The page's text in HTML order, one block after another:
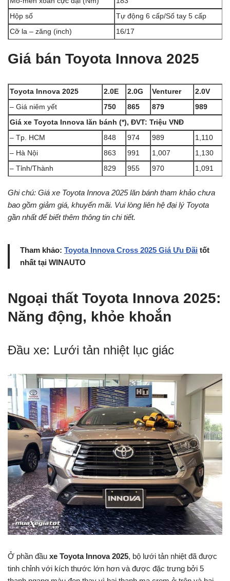
Hộp số
Tự động 6 cấp/Số tay 5 cấp
Cỡ la – zăng (inch)
16/17
Giá bán Toyota Innova 2025
Toyota Innova 2025 2.0E 2.0G Venturer
2.0V
– Giá niêm yết
750 865 879
989
Giá xe Toyota Innova lăn bánh (*), ĐVT: Triệu VNĐ
– Tp. HCM
848 974 989
1,110
– Hà Nội
863 991 1,007
1,130
– Tỉnh/Thành
829 955 970 1,091
Ghi chú: Giá xe Toyota Innova 2025 lăn bánh tham khảo chưa
bao gồm giảm giá, khuyến mãi. Vui lòng liên hệ đại lý Toyota
gần nhất để biết thêm thông tin chi tiết.
Tham khảo: Toyota Innova Cross 2025 Giá Ưu Đãi tốt
nhất tại WINAUTO
Ngoại thất Toyota Innova 2025:
Năng động, khỏe khoắn
Đầu xe: Lưới tản nhiệt lục giác
Ở phần đầu xe Toyota Innova 2025, bộ lưới tản nhiệt đã được
tinh chỉnh với kích thước lớn hơn và được đặc trưng bởi 5